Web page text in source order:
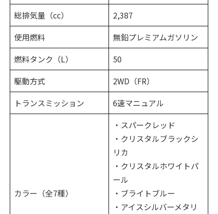
総排気量（cc）
2,387
使用燃料
無鉛プレミアムガソリン
燃料タンク（L）
50
駆動方式
2WD（FR）
トランスミッション
6速マニュアル
カラー（全7種）
・スパークレッド
・クリスタルブラックシ
リカ
・クリスタルホワイトパ
ール
・ブライトブルー
・アイスシルバーメタリ